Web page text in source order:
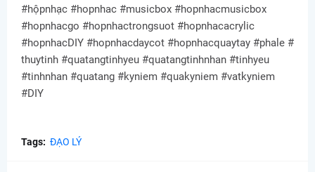
#hộpnhạc #hopnhac #musicbox #hopnhacmusicbox
#hopnhacgo #hopnhactrongsuot #hopnhacacrylic
#hopnhacDIY #hopnhacdaycot #hopnhacquaytay #phale #
thuytinh #quatangtinhyeu #quatangtinhnhan #tinhyeu
#tinhnhan #quatang #kyniem #quakyniem #vatkyniem
#DIY
Tags: ĐẠO LÝ